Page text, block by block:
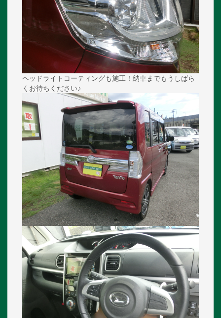
ヘッドライトコーティングも施工！納車までもうしばら
くお待ちください♪